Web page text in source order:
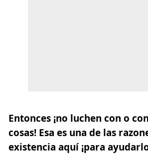
Entonces ¡no luchen con o
cosas! Esa es una de las
existencia aquí¡para